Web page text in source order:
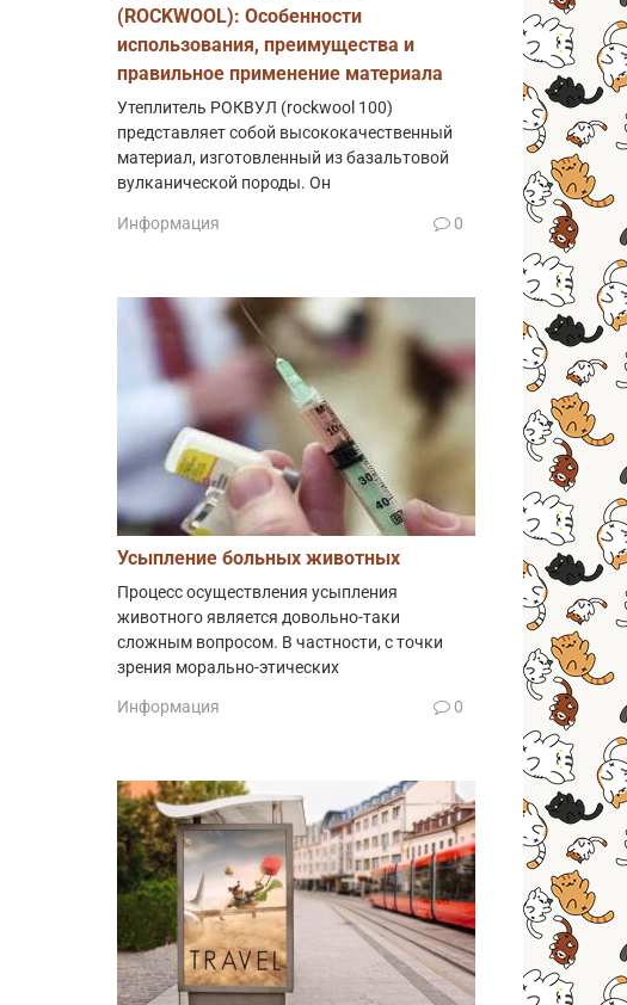
(ROCKWOOL): Особенности
использования, преимущества и
правильное применение материала
Утеплитель РОКВУЛ (rockwool 100)
представляет собой высококачественный
материал, изготовленный из базальтовой
вулканической породы. Он
Информация 0
Усыпление больных животных
Процесс осуществления усыпления
животного является довольно-таки
сложным вопросом. В частности, с точки
зрения морально-этических
Информация 0